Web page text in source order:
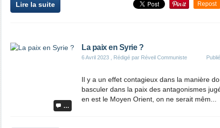
Lire la suite Repost
…
La paix en Syrie ?
6 Avril 2023 , Rédigé par Réveil Communiste
Il y a un effet contagieux dans la manière
basculer dans la paix des antagonismes
en est le Moyen Orient, on ne serait mêm...